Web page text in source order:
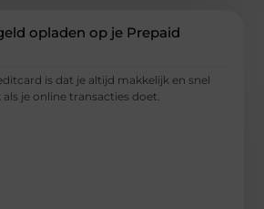
opladen op je Prepaid
is dat je altijd makkelijk en snel
je online transacties doet.